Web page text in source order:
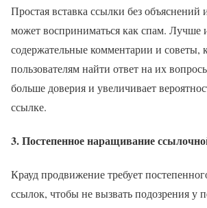
Простая вставка ссылки без объяснений
может восприниматься как спам. Лучше
содержательные комментарии и советы,
пользователям найти ответ на их
больше доверия и увеличивает
ссылке.
3.Постепенное наращивание
Крауд продвижение требует
ссылок, чтобы не вызвать подозрения у